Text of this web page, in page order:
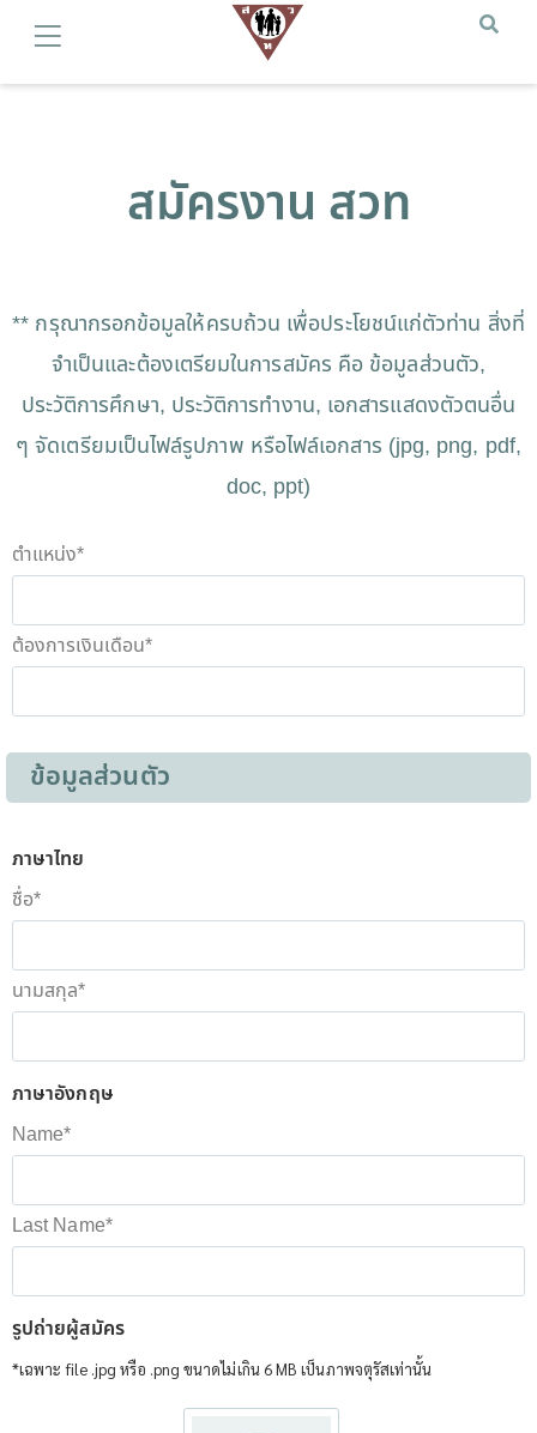
สมัครงาน สวท
** กรุณากรอกข้อมูลให้ครบถ้วน เพื่อประโยชน์แก่ตัวท่าน สิ่งที่
จำเป็นและต้องเตรียมในการสมัคร คือ ข้อมูลส่วนตัว,
ประวัติการศึกษา, ประวัติการทำงาน, เอกสารแสดงตัวตนอื่น
ๆ จัดเตรียมเป็นไฟล์รูปภาพ หรือไฟล์เอกสาร (jpg, png, pdf,
doc, ppt)
ตำแหน่ง*
ต้องการเงินเดือน*
ข้อมูลส่วนตัว
ภาษาไทย
ชื่อ*
นามสกุล*
ภาษาอังกฤษ
Name*
Last Name*
รูปถ่ายผู้สมัคร
*เฉพาะ file .jpg หรือ .png ขนาดไม่เกิน 6 MB เป็นภาพจตุรัสเท่านั้น